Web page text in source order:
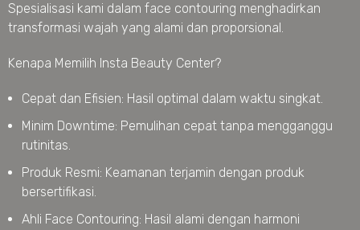
Spesialisasi kami dalam face contouring menghadirkan
transformasi wajah yang alami dan proporsional.
Kenapa Memilih Insta Beauty Center?
Cepat dan Efisien: Hasil optimal dalam waktu singkat.
Minim Downtime: Pemulihan cepat tanpa mengganggu
rutinitas.
Produk Resmi: Keamanan terjamin dengan produk
bersertifikasi.
Ahli Face Contouring: Hasil alami dengan harmoni